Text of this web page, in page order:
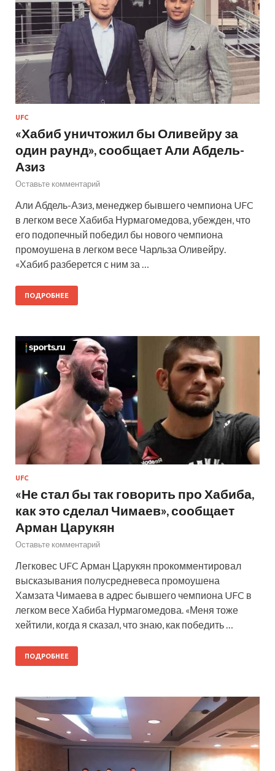
UFC
«Хабиб уничтожил бы Оливейру за
один раунд», сообщает Али Абдель-
Азиз
Оставьте комментарий
Али Абдель-Азиз, менеджер бывшего чемпиона UFC
в легком весе Хабиба Нурмагомедова, убежден, что
его подопечный победил бы нового чемпиона
промоушена в легком весе Чарльза Оливейру.
«Хабиб разберется с ним за …
ПОДРОБНЕЕ
UFC
«Не стал бы так говорить про Хабиба,
как это сделал Чимаев», сообщает
Арман Царукян
Оставьте комментарий
Легковес UFC Арман Царукян прокомментировал
высказывания полусредневеса промоушена
Хамзата Чимаева в адрес бывшего чемпиона UFC в
легком весе Хабиба Нурмагомедова. «Меня тоже
хейтили, когда я сказал, что знаю, как победить …
ПОДРОБНЕЕ